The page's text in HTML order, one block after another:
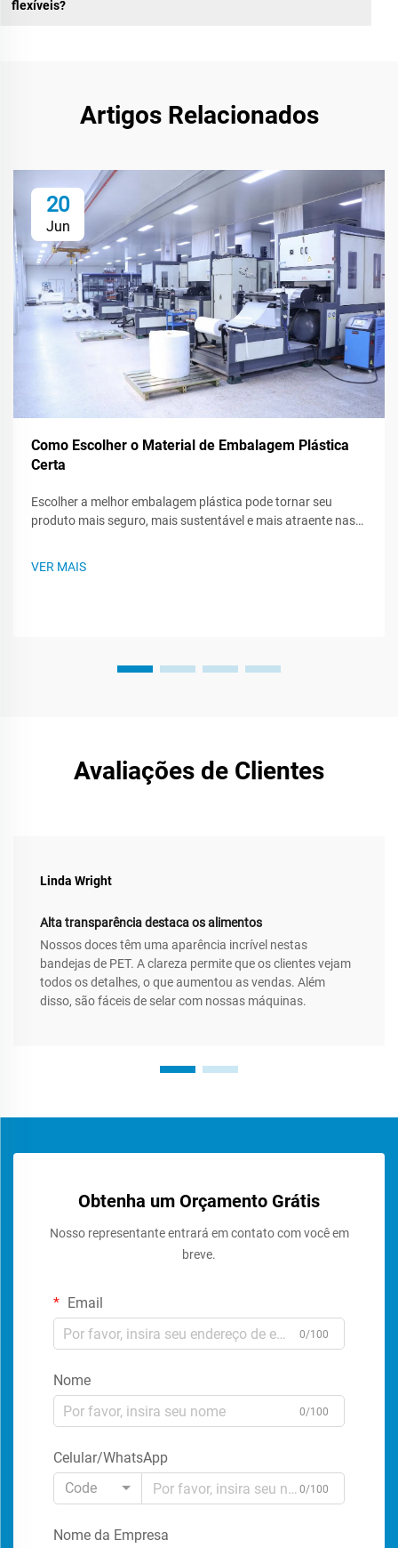
flexíveis?
Artigos Relacionados
20
Jun
Como Escolher o Material de Embalagem Plástica
Certa
Escolher a melhor embalagem plástica pode tornar seu
produto mais seguro, mais sustentável e mais atraente nas
VER MAIS
Avaliações de Clientes
Linda Wright
Alta transparência destaca os alimentos
Nossos doces têm uma aparência incrível nestas
bandejas de PET. A clareza permite que os clientes vejam
todos os detalhes, o que aumentou as vendas. Além
disso, são fáceis de selar com nossas máquinas.
Obtenha um Orçamento Grátis
Nosso representante entrará em contato com você em
breve.
Email
0/100
Nome
0/100
Celular/WhatsApp
Code
0/100
Nome da Empresa